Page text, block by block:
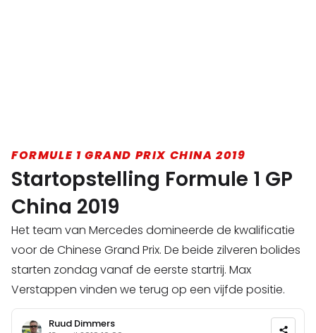
FORMULE 1 GRAND PRIX CHINA 2019
Startopstelling Formule 1 GP
China 2019
Het team van Mercedes domineerde de kwalificatie
voor de Chinese Grand Prix. De beide zilveren bolides
starten zondag vanaf de eerste startrij. Max
Verstappen vinden we terug op een vijfde positie.
Ruud Dimmers